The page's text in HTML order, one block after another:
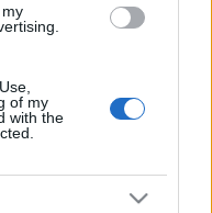
of my
with the
táncházban
mutatják meg a
a táncos kedvű